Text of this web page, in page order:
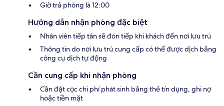
Giờ trả phòng là 12:00
Hướng dẫn nhận phòng đặc biệt
Nhân viên tiếp tân sẽ đón tiếp khi khách đến nơi lưu trú
Thông tin do nơi lưu trú cung cấp có thể được dịch bằng
công cụ dịch tự động
Cần cung cấp khi nhận phòng
Cần đặt cọc chi phí phát sinh bằng thẻ tín dụng, ghi nợ
hoặc tiền mặt